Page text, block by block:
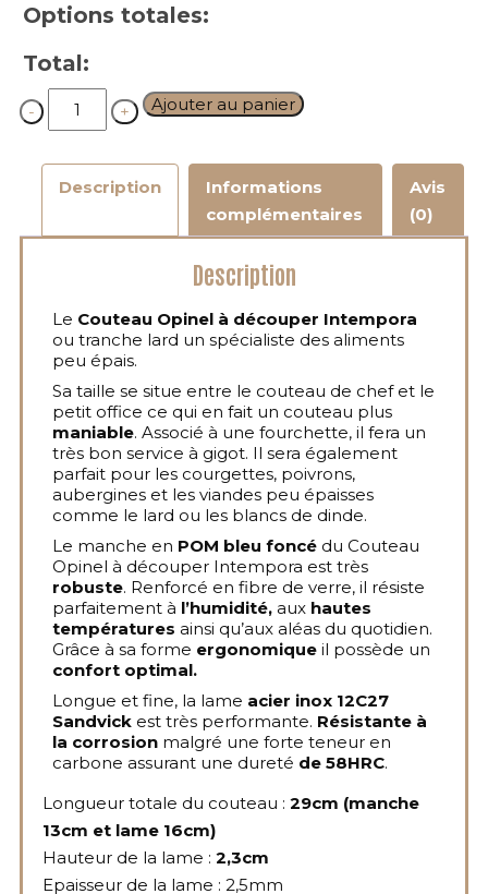
Options totales:
Total:
Quantity Ajouter au panier
Description
Informations
complémentaires
Avis
(0)
Description
Le Couteau Opinel à découper Intempora
ou tranche lard un spécialiste des aliments
peu épais.
Sa taille se situe entre le couteau de chef et le
petit office ce qui en fait un couteau plus
maniable. Associé à une fourchette, il fera un
très bon service à gigot. Il sera également
parfait pour les courgettes, poivrons,
aubergines et les viandes peu épaisses
comme le lard ou les blancs de dinde.
Le manche en POM bleu foncé du Couteau
Opinel à découper Intempora est très
robuste. Renforcé en fibre de verre, il résiste
parfaitement à l’humidité, aux hautes
températures ainsi qu’aux aléas du quotidien.
Grâce à sa forme ergonomique il possède un
confort optimal.
Longue et fine, la lame acier inox 12C27
Sandvick est très performante. Résistante à
la corrosion malgré une forte teneur en
carbone assurant une dureté de 58HRC.
Longueur totale du couteau : 29cm (manche
13cm et lame 16cm)
Hauteur de la lame : 2,3cm
Epaisseur de la lame : 2,5mm